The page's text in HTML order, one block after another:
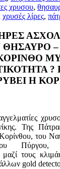
χρυσου,
χρυσές λίρες,
?
Η
Της
του
Πύργου,
μαζί τους
gold